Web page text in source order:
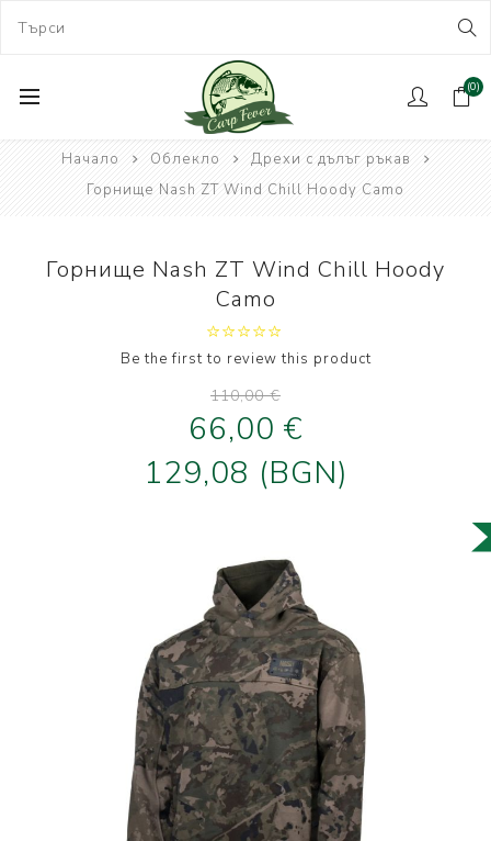
(0)
Начало Облекло
Дрехи с дълъг ръкав
Горнище Nash ZT Wind Chill Hoody Camo
Горнище Nash ZT Wind Chill Hoody
Camo
Be the first to review this product
110,00 €
66,00 €
129,08 (BGN)